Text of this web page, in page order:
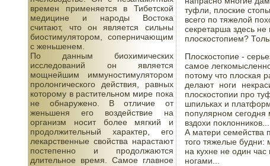
времен применяется в Тибетской
медицине и народы Востока
считают, что он является сильны
биостимулятором, соперничающим
с женьшенем.
По данным биохимических
исследований он является
мощнейшим иммуностимулятором
пролонгического действия, равных
которому в растительном мире пока
не обнаружено. В отличие от
женьшеня его воздействие на
организм носит более мягкий и
продолжительный характер, его
лекарственные свойства нарастают
постепенно и продолжаются
длительное время. Самое главное
туфли, плоские
всего по тяжелой
секретарша здесь
плоскостопием?
Плоскостопие -
самое
потому что плоская
делают ноги
плоскостопии про
шпильках и
популярном
вздохи поклонников...
А матери семейства
того тяжелые будни:
на кухне не один
ногами...